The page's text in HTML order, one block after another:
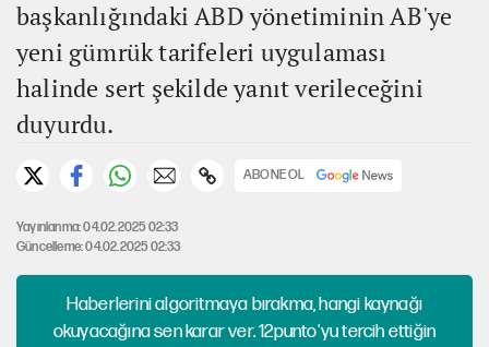
başkanlığındaki ABD yönetiminin AB'ye
yeni gümrük tarifeleri uygulaması
halinde sert şekilde yanıt verileceğini
duyurdu.
ABONE OL
Yayınlanma: 04.02.2025 02:33
Güncelleme: 04.02.2025 02:33
Haberlerini algoritmaya bırakma, hangi kaynağı
okuyacağına sen karar ver. 12punto'yu tercih ettiğin